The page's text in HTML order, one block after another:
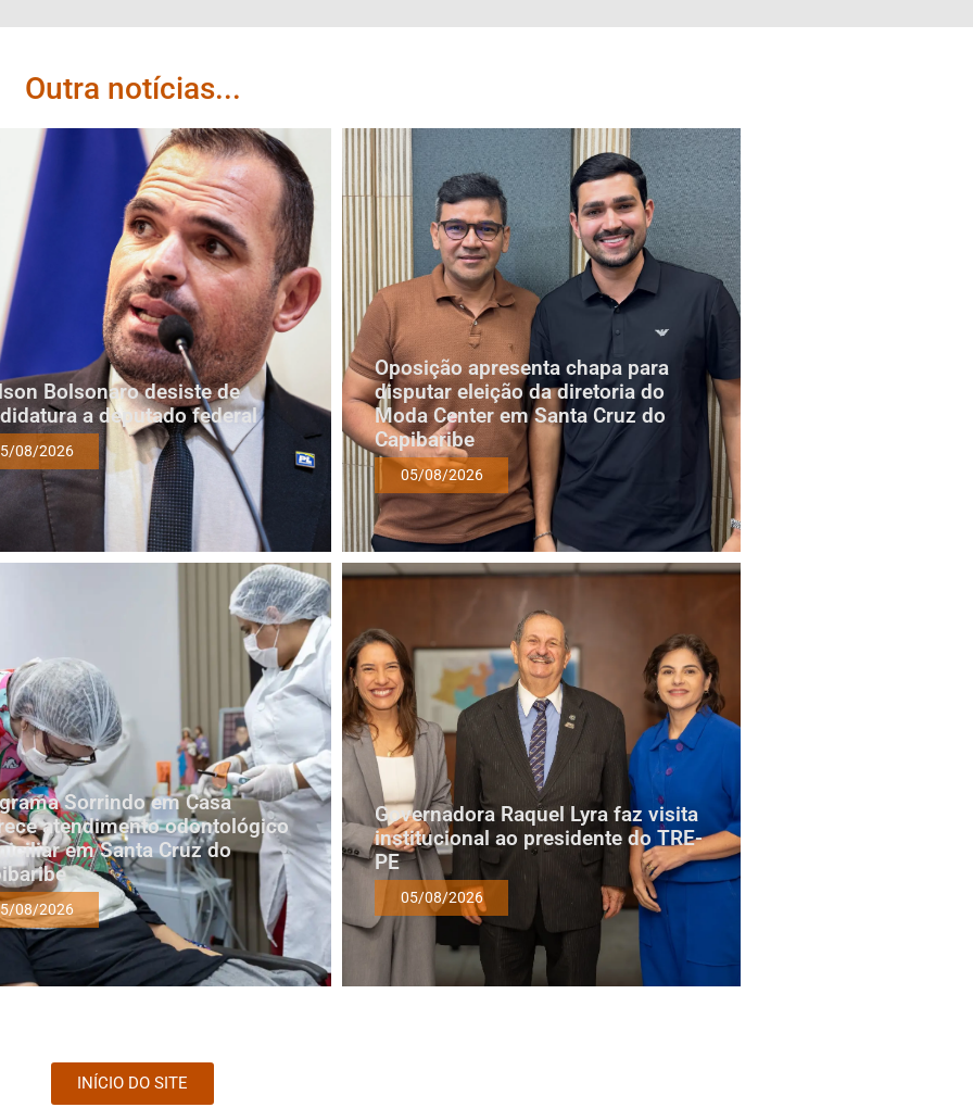
Outra notícias...
Bolsonaro desiste de
a deputado federal
08/2026
Oposição apresenta chapa para
disputar eleição da diretoria do
Moda Center em Santa Cruz do
Capibaribe
05/08/2026
Sorrindo em Casa
atendimento odontológico
em Santa Cruz do
08/2026
Governadora Raquel Lyra faz visita
institucional ao presidente do TRE-
PE
05/08/2026
INÍCIO DO SITE